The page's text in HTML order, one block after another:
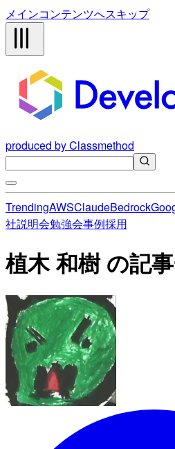
メインコンテンツへスキップ
produced by Classmethod
TrendingAWSClaudeBedrock
社説明会勉強会事例採用
植木 和樹 の記